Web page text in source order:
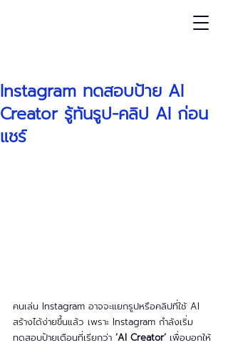
Instagram ทดสอบป้าย AI
Creator รู้ทันรูป-คลิป AI ก่อน
แชร์
คนเล่น Instagram อาจจะแยกรูปหรือคลิปที่ใช้ AI
สร้างได้ง่ายขึ้นแล้ว เพราะ Instagram กำลังเริ่ม
ทดสอบป้ายเตือนที่เรียกว่า ‘AI Creator’ เพื่อบอกให้